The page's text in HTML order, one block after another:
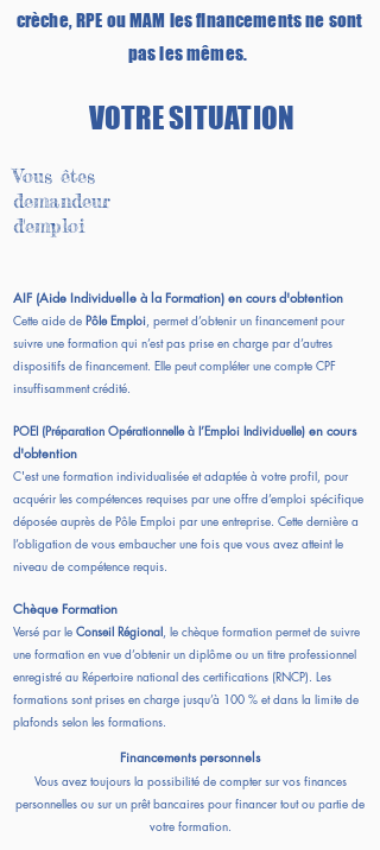
crèche, RPE ou MAM les financements ne sont
pas les mêmes.
VOTRE SITUATION
Vous êtes
demandeur
d'emploi
AIF (Aide Individuelle à la Formation) en cours d'obtention
Cette aide de Pôle Emploi, permet d’obtenir un financement pour
suivre une formation qui n’est pas prise en charge par d’autres
dispositifs de financement. Elle peut compléter une compte CPF
insuffisamment crédité.
POEI (Préparation Opérationnelle à l’Emploi Individuelle) en cours
d'obtention
C'est une formation individualisée et adaptée à votre profil, pour
acquérir les compétences requises par une offre d’emploi spécifique
déposée auprès de Pôle Emploi par une entreprise. Cette dernière a
l’obligation de vous embaucher une fois que vous avez atteint le
niveau de compétence requis.
Chèque Formation
Versé par le Conseil Régional, le chèque formation permet de suivre
une formation en vue d’obtenir un diplôme ou un titre professionnel
enregistré au Répertoire national des certifications (RNCP). Les
formations sont prises en charge jusqu’à 100 % et dans la limite de
plafonds selon les formations.
Financements personnels
Vous avez toujours la possibilité de compter sur vos finances
personnelles ou sur un prêt bancaires pour financer tout ou partie de
votre formation.